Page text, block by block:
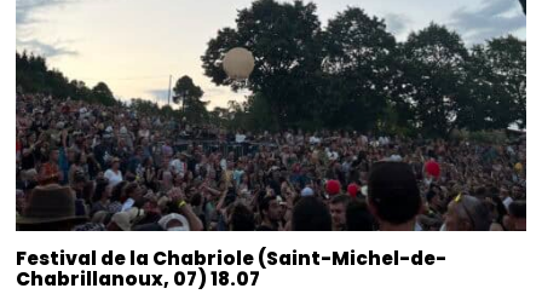
Festival de la Chabriole (Saint-Michel-de-
Chabrillanoux, 07) 18.07